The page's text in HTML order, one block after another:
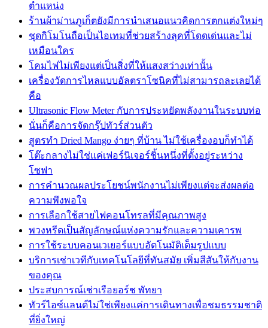
ตำแหน่ง
ร้านผ้าม่านภูเก็ตยังมีการนำเสนอแนวคิดการตกแต่งใหม่ๆ
ชุดกิโมโนถือเป็นไอเทมที่ช่วยสร้างลุคที่โดดเด่นและไม่
เหมือนใคร
โคมไฟไม่เพียงแต่เป็นสิ่งที่ให้แสงสว่างเท่านั้น
เครื่องวัดการไหลแบบอัลตราโซนิคที่ไม่สามารถละเลยได้
คือ
Ultrasonic Flow Meter กับการประหยัดพลังงานในระบบท่อ
นั่นก็คือการจัดกรุ๊ปทัวร์ส่วนตัว
สูตรทำ Dried Mango ง่ายๆ ที่บ้าน ไม่ใช้เครื่องอบก็ทำได้
โต๊ะกลางไม่ใช่แค่เฟอร์นิเจอร์ชิ้นหนึ่งที่ตั้งอยู่ระหว่าง
โซฟา
การคำนวณผลประโยชน์พนักงานไม่เพียงแต่จะส่งผลต่อ
ความพึงพอใจ
การเลือกใช้สายไฟคอนโทรลที่มีคุณภาพสูง
พวงหรีดเป็นสัญลักษณ์แห่งความรักและความเคารพ
การใช้ระบบคอนเวเยอร์แบบอัตโนมัติเต็มรูปแบบ
บริการเช่าเวทีกับเทคโนโลยีที่ทันสมัย เพิ่มสีสันให้กับงาน
ของคุณ
ประสบการณ์เช่าเรือยอร์ช พัทยา
ทัวร์ไอซ์แลนด์ไม่ใช่เพียงแค่การเดินทางเพื่อชมธรรมชาติ
ที่ยิ่งใหญ่